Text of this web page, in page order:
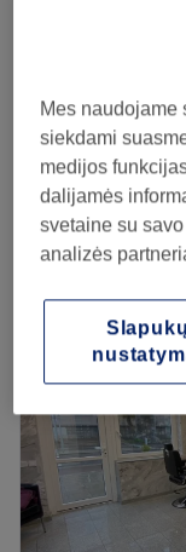
Specialus
1 val
Plaukų
1 val 15 min
Peržiūrėti
Pirmadienis
Antradienis
Trečiadienis
Ketvirtadienis
Penktadienis
Šeštadienis
Sekmadienis
Taip pat mūsų
ir maloniai leisti
Mes naudojame
siekdami
medijos
dalijamės
svetaine su
analizės
Slapukų